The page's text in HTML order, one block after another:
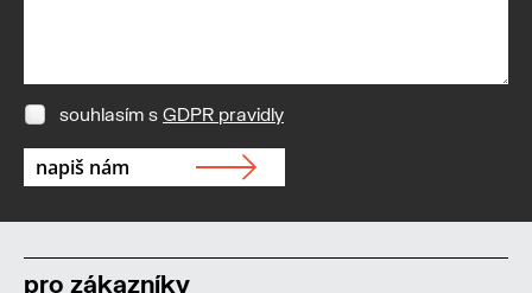
souhlasím s GDPR pravidly
pro zákazníky